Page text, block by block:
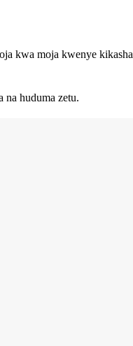
kwa moja kwenye kikasha
na huduma zetu.